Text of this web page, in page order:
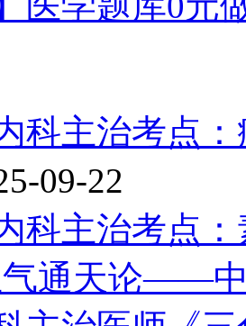
科主治考点
09-22
科主治考点
气通天论——